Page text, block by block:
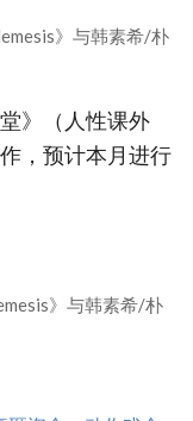
》与韩素希/朴
》（人性课外
，预计本月进行
》与韩素希/朴